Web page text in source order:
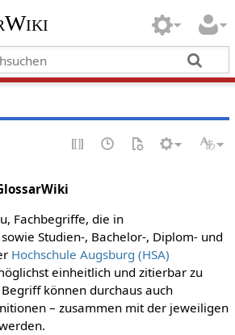
Fachbegriffe, die in
Studien-, Bachelor-, Diplom- und
Hochschule Augsburg (HSA)
einheitlich und zitierbar zu
können durchaus auch
– zusammen mit der jeweiligen